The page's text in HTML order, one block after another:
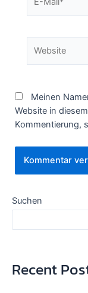
Mail*
Meinen
Website in
Kommentierung,
Suchen
Recent